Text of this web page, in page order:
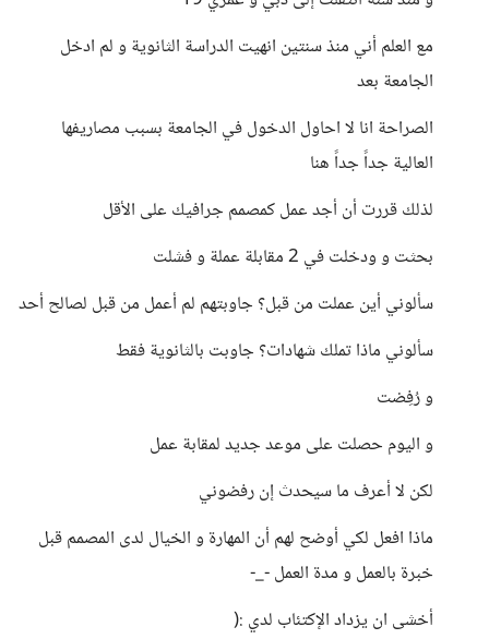
مع العلم أني منذ سنتين انهيت الدراسة الثانوية و لم ادخل
الجامعة بعد
الصراحة انا لا احاول الدخول في الجامعة بسبب مصاريفها
العالية جداً جداً هنا
لذلك قررت أن أجد عمل كمصمم جرافيك على الأقل
بحثت و ودخلت في 2 مقابلة عملة و فشلت
سألوني أين عملت من قبل؟ جاوبتهم لم أعمل من قبل لصالح أحد
سألوني ماذا تملك شهادات؟ جاوبت بالثانوية فقط
و رُفِضت
و اليوم حصلت على موعد جديد لمقابة عمل
لكن لا أعرف ما سيحدث إن رفضوني
ماذا افعل لكي أوضح لهم أن المهارة و الخيال لدى المصمم قبل
خبرة بالعمل و مدة العمل -_-
أخشى ان يزداد الإكتئاب لدي :(